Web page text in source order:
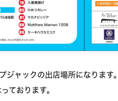
ャックの出店場所になります。
ております。